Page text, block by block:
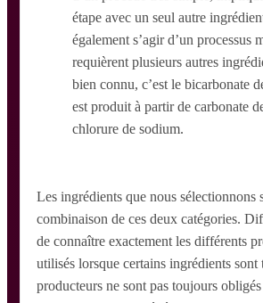
étape avec un seul autre
également s’agir d’un processus
requièrent plusieurs autres
bien connu, c’est le bicarbonate
est produit à partir de carbonate
chlorure de sodium.
Les ingrédients que nous sélectionnons
combinaison de ces deux catégories.
de connaître exactement les différents
utilisés lorsque certains ingrédients sont
producteurs ne sont pas toujours